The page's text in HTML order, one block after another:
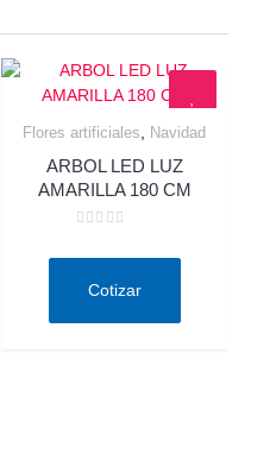
Flores artificiales, Navidad
ARBOL LED LUZ
AMARILLA 180 CM
deCotizar